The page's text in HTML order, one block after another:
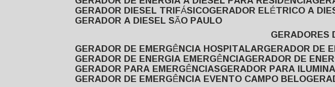
GERADOR DIESEL TRIFÁSICO GERADOR ELÉTRICO A
GERADOR A DIESEL SÃO PAULO
GERADOR DE EMERGÊNCIA HOSPITALAR GERADOR
GERADOR DE ENERGIA EMERGÊNCIA GERADOR DE
GERADOR PARA EMERGÊNCIAS GERADOR PARA
GERADOR DE EMERGÊNCIA EVENTO CAMPO BELO